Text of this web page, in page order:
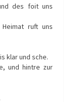
des foit uns
ruft uns
klar und sche.
und hintre zur